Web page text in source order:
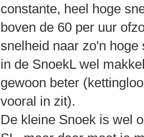
constante, heel hoge
boven de 60 per uur
snelheid naar zo'n
in de SnoekL wel
gewoon beter
vooral in zit).
De kleine Snoek is wel